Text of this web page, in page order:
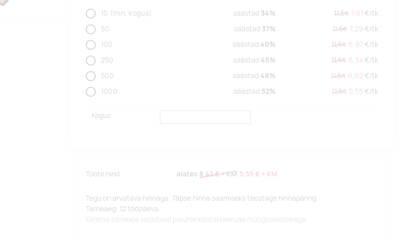
10 (min. kogus) säästad 34% 11,54 7,61 €/tk
50
säästad 37% 11,54 7,29 €/tk
100
säästad 40% 11,54 6,97 €/tk
250
säästad 45% 11,54 6,34 €/tk
500
säästad 48% 11,54 6,02 €/tk
1000
säästad 52% 11,54 5,55 €/tk
Kogus
Toote hind alates 8,42 €+ KM 5,55 € + KM
Tegu on arvatava hinnaga. Täpse hinna saamiseks teostage hinnapäring.
Tarneaeg: 12 tööpäeva.
Kiirema tarneaja vajadusel palume kontakteeruda müügiosakonnaga.